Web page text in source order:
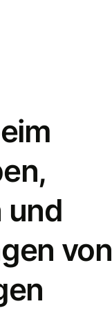
und
von